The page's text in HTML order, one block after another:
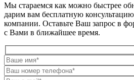
Мы стараемся как можно быстрее
дарим вам бесплатную
компании. Оставьте Ваш запрос в
с Вами в ближайшее время.